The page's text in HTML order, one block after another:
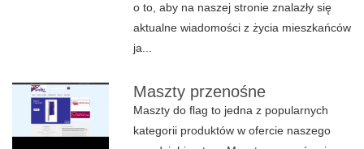
o to, aby na naszej stronie znalazły się
aktualne wiadomości z życia mieszkańców
ja...
Maszty przenośne
Maszty do flag to jedna z popularnych
kategorii produktów w ofercie naszego